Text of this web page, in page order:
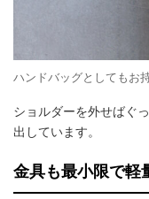
ハンドバッグとしてもお
ショルダーを外せばぐ
出しています。
金具も最小限で軽